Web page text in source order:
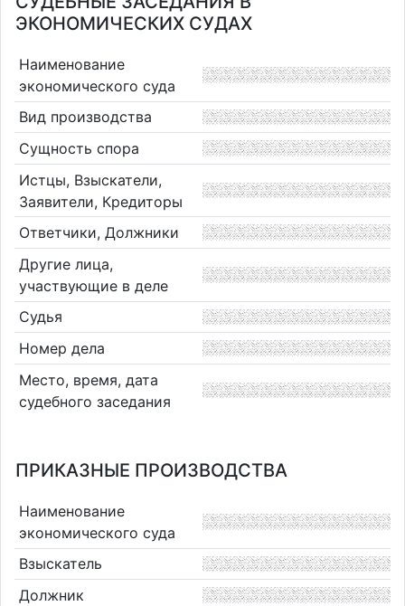
ЭКОНОМИЧЕСКИХ СУДАХ
Наименование
экономического суда
Вид производства
Сущность спора
Истцы, Взыскатели,
Заявители, Кредиторы
Ответчики, Должники
Другие лица,
участвующие в деле
Судья
Номер дела
Место, время, дата
судебного заседания
ПРИКАЗНЫЕ ПРОИЗВОДСТВА
Наименование
экономического суда
Взыскатель
Должник